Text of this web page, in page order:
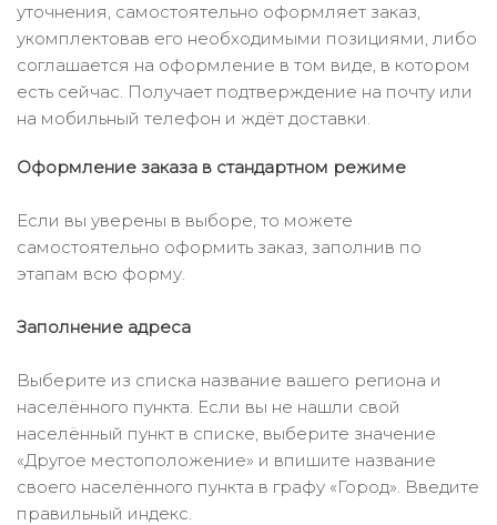
уточнения, самостоятельно оформляет заказ,
укомплектовав его необходимыми позициями, либо
соглашается на оформление в том виде, в котором
есть сейчас. Получает подтверждение на почту или
на мобильный телефон и ждёт доставки.
Оформление заказа в стандартном режиме
Если вы уверены в выборе, то можете
самостоятельно оформить заказ, заполнив по
этапам всю форму.
Заполнение адреса
Выберите из списка название вашего региона и
населённого пункта. Если вы не нашли свой
населённый пункт в списке, выберите значение
«Другое местоположение» и впишите название
своего населённого пункта в графу «Город». Введите
правильный индекс.